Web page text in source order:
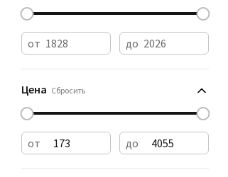
от до
Цена Сбросить
от до